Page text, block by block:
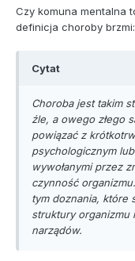
Czy komuna mentalna
definicja choroby brzmi:
Cytat
Choroba jest takim
źle, a owego złego
powiązać z
psychologicznym
wywołanymi przez
czynność
tym doznania, które
struktury organizmu
narządów.